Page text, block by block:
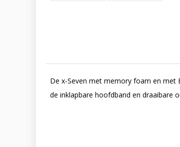
De x-Seven met memory foam en met
de inklapbare hoofdband en draaibare